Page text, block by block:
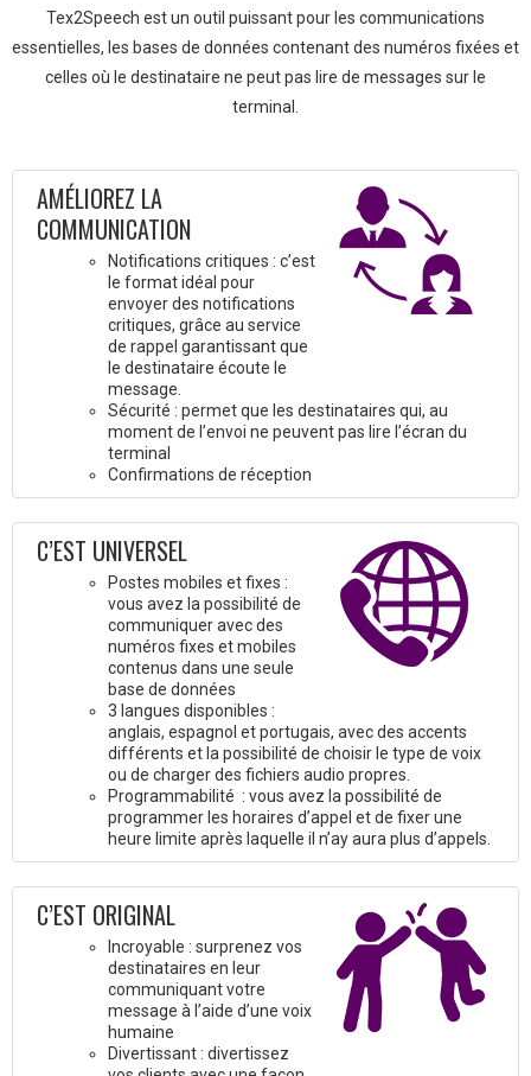
Tex2Speech est un outil puissant pour les communications
essentielles, les bases de données contenant des numéros fixées et
celles où le destinataire ne peut pas lire de messages sur le
terminal.
AMÉLIOREZ LA
COMMUNICATION
Notifications critiques : c’est
le format idéal pour
envoyer des notifications
critiques, grâce au service
de rappel garantissant que
le destinataire écoute le
message.
Sécurité : permet que les destinataires qui, au
moment de l’envoi ne peuvent pas lire l’écran du
terminal
Confirmations de réception
C’EST UNIVERSEL
Postes mobiles et fixes :
vous avez la possibilité de
communiquer avec des
numéros fixes et mobiles
contenus dans une seule
base de données
3 langues disponibles :
anglais, espagnol et portugais, avec des accents
différents et la possibilité de choisir le type de voix
ou de charger des fichiers audio propres.
Programmabilité : vous avez la possibilité de
programmer les horaires d’appel et de fixer une
heure limite après laquelle il n’ay aura plus d’appels.
C’EST ORIGINAL
Incroyable : surprenez vos
destinataires en leur
communiquant votre
message à l’aide d’une voix
humaine
Divertissant : divertissez